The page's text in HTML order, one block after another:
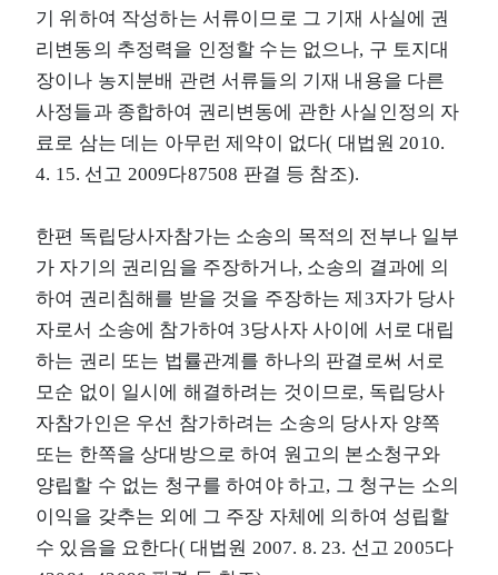
기 위하여 작성하는 서류이므로 그 기재 사실에 권
리변동의 추정력을 인정할 수는 없으나, 구 토지대
장이나 농지분배 관련 서류들의 기재 내용을 다른
사정들과 종합하여 권리변동에 관한 사실인정의 자
료로 삼는 데는 아무런 제약이 없다( 대법원 2010.
4. 15. 선고 2009다87508 판결 등 참조).
한편 독립당사자참가는 소송의 목적의 전부나 일부
가 자기의 권리임을 주장하거나, 소송의 결과에 의
하여 권리침해를 받을 것을 주장하는 제3자가 당사
자로서 소송에 참가하여 3당사자 사이에 서로 대립
하는 권리 또는 법률관계를 하나의 판결로써 서로
모순 없이 일시에 해결하려는 것이므로, 독립당사
자참가인은 우선 참가하려는 소송의 당사자 양쪽
또는 한쪽을 상대방으로 하여 원고의 본소청구와
양립할 수 없는 청구를 하여야 하고, 그 청구는 소의
이익을 갖추는 외에 그 주장 자체에 의하여 성립할
수 있음을 요한다( 대법원 2007. 8. 23. 선고 2005다